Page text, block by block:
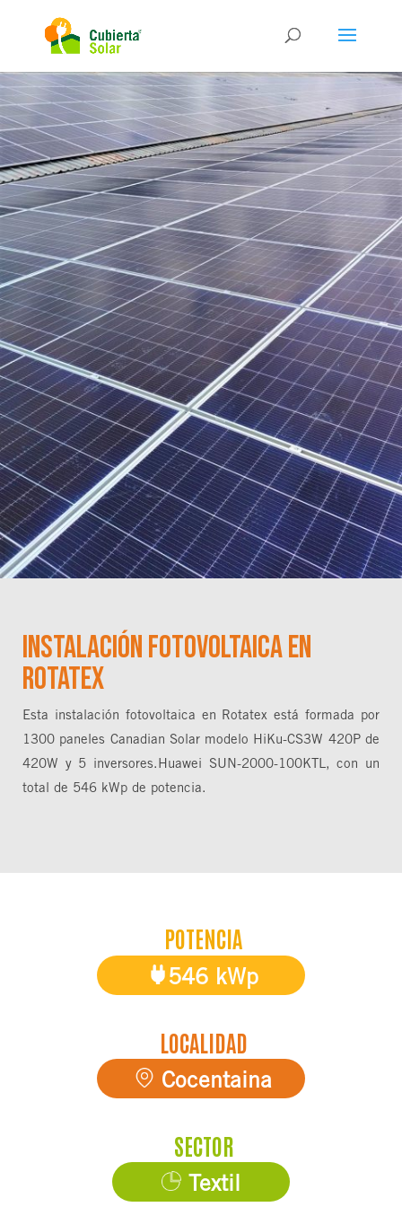
Instalación fotovoltaica en
Rotatex
Esta instalación fotovoltaica en Rotatex está formada por
1300 paneles Canadian Solar modelo HiKu-CS3W 420P de
420W y 5 inversores.Huawei SUN-2000-100KTL, con un
total de 546 kWp de potencia.
POTENCIA
546 kWp
LOCALIDAD
Cocentaina
SECTOR
Textil